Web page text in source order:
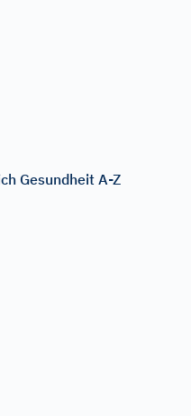
Gesundheit A-Z